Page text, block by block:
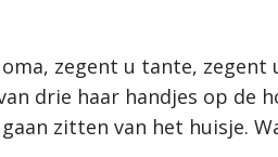
zegent u tante, zegent
drie haar handjes op de
zitten van het huisje.